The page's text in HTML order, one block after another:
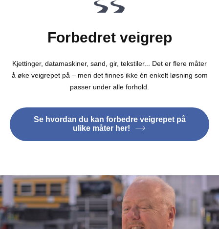
Forbedret veigrep
Kjettinger, datamaskiner, sand, gir, tekstiler... Det er flere måter
å øke veigrepet på – men det finnes ikke én enkelt løsning som
passer under alle forhold.
Se hvordan du kan forbedre veigrepet på
ulike måter her!